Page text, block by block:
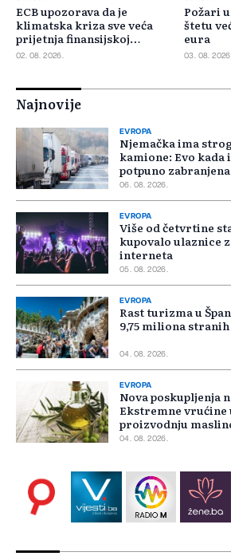
ECB upozorava da je
klimatska kriza sve veća
prijetnja finansijskoj
stabilnosti
02. 08. 2026.
Požari
štetu
eura
03. 08.
Najnovije
EVROPA
Njemačka ima
kamione: Evo kada
potpuno zabranjena
06. 08. 2026.
EVROPA
Više od četvrtine
kupovalo ulaznice
interneta
05. 08. 2026.
EVROPA
Rast turizma u
9,75 miliona
04. 08. 2026.
EVROPA
Nova poskupljenja
Ekstremne
proizvodnju
04. 08. 2026.